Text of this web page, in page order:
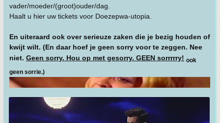
vader/moeder/(groot)ouder/dag.
Haalt u hier uw tickets voor Doezepwa-utopia.
En uiteraard ook over serieuze zaken die je bezig houden of
kwijt wilt. (En daar hoef je geen sorry voor te zeggen. Nee
niet. Geen sorry. Hou op met gesorry. GEEN sorrrrry! ook
geen sorrie.)